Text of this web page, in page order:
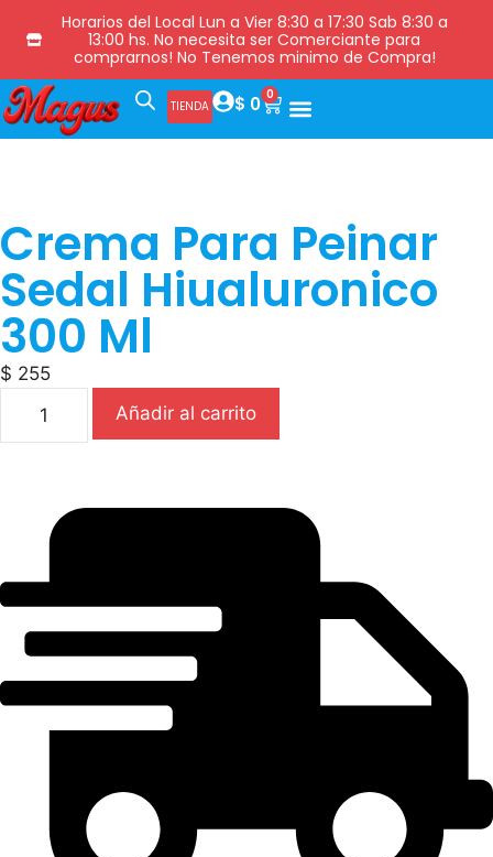
Horarios del Local Lun a Vier 8:30 a 17:30 Sab 8:30 a
13:00 hs. No necesita ser Comerciante para
comprarnos! No Tenemos minimo de Compra!
TIENDA $ 0 0
Crema Para Peinar
Sedal Hiualuronico
300 Ml
$ 255
Añadir al carrito